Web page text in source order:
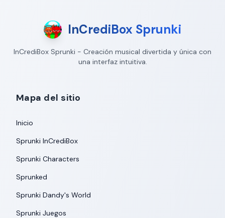
InCrediBox Sprunki
InCrediBox Sprunki - Creación musical divertida y única con
una interfaz intuitiva.
Mapa del sitio
Inicio
Sprunki InCrediBox
Sprunki Characters
Sprunked
Sprunki Dandy's World
Sprunki Juegos